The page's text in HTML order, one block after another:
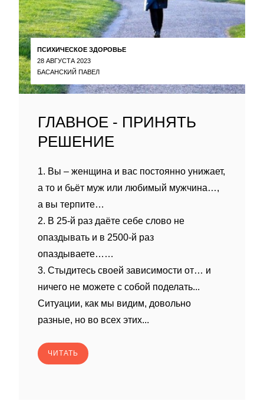
ПСИХИЧЕСКОЕ ЗДОРОВЬЕ
28 АВГУСТА 2023
БАСАНСКИЙ ПАВЕЛ
ГЛАВНОЕ - ПРИНЯТЬ
РЕШЕНИЕ
1. Вы – женщина и вас постоянно унижает,
а то и бьёт муж или любимый мужчина…,
а вы терпите…
2. В 25-й раз даёте себе слово не
опаздывать и в 2500-й раз
опаздываете……
3. Стыдитесь своей зависимости от… и
ничего не можете с собой поделать...
Ситуации, как мы видим, довольно
разные, но во всех этих...
ЧИТАТЬ